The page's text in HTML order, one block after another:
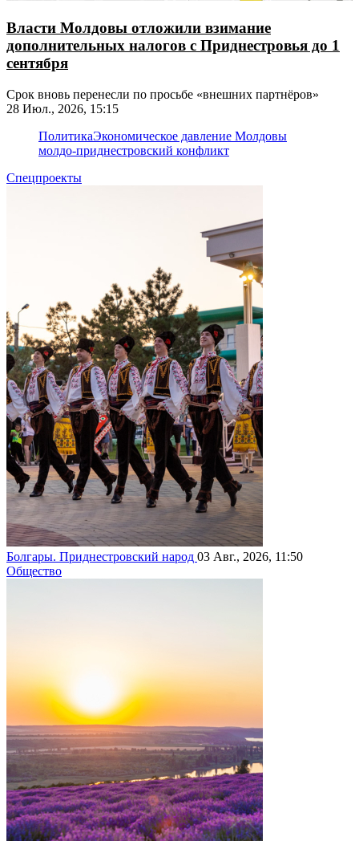
Власти Молдовы отложили взимание
дополнительных налогов с Приднестровья до 1
сентября
Срок вновь перенесли по просьбе «внешних партнёров»
28 Июл., 2026, 15:15
ПолитикаЭкономическое давление Молдовы
молдо-приднестровский конфликт
Спецпроекты
Болгары. Приднестровский народ 03 Авг., 2026, 11:50
Общество